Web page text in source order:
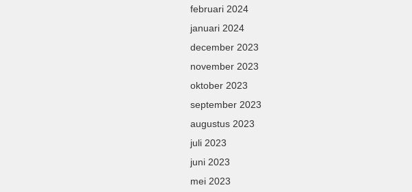
februari 2024
januari 2024
december 2023
november 2023
oktober 2023
september 2023
augustus 2023
juli 2023
juni 2023
mei 2023